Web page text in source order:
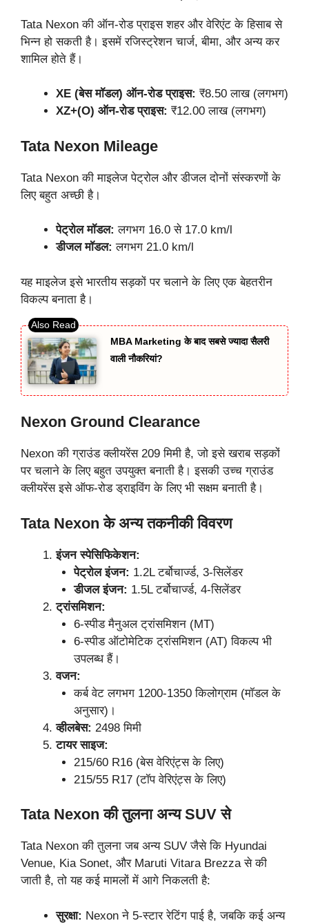
Tata Nexon की ऑन-रोड प्राइस शहर और वेरिएंट के हिसाब से
भिन्न हो सकती है। इसमें रजिस्ट्रेशन चार्ज, बीमा, और अन्य कर
शामिल होते हैं।
XE (बेस मॉडल) ऑन-रोड प्राइस: ₹8.50 लाख (लगभग)
XZ+(O) ऑन-रोड प्राइस: ₹12.00 लाख (लगभग)
Tata Nexon Mileage
Tata Nexon की माइलेज पेट्रोल और डीजल दोनों संस्करणों के
लिए बहुत अच्छी है।
पेट्रोल मॉडल: लगभग 16.0 से 17.0 km/l
डीजल मॉडल: लगभग 21.0 km/l
यह माइलेज इसे भारतीय सड़कों पर चलाने के लिए एक बेहतरीन
विकल्प बनाता है।
MBA Marketing के बाद सबसे ज्यादा सैलरी
वाली नौकरियां?
Nexon Ground Clearance
Nexon की ग्राउंड क्लीयरेंस 209 मिमी है, जो इसे खराब सड़कों
पर चलाने के लिए बहुत उपयुक्त बनाती है। इसकी उच्च ग्राउंड
क्लीयरेंस इसे ऑफ-रोड ड्राइविंग के लिए भी सक्षम बनाती है।
Tata Nexon के अन्य तकनीकी विवरण
इंजन स्पेसिफिकेशन:
पेट्रोल इंजन: 1.2L टर्बोचार्ज्ड, 3-सिलेंडर
डीजल इंजन: 1.5L टर्बोचार्ज्ड, 4-सिलेंडर
ट्रांसमिशन:
6-स्पीड मैनुअल ट्रांसमिशन (MT)
6-स्पीड ऑटोमेटिक ट्रांसमिशन (AT) विकल्प भी
उपलब्ध हैं।
वजन:
कर्ब वेट लगभग 1200-1350 किलोग्राम (मॉडल के
अनुसार)।
व्हीलबेस: 2498 मिमी
टायर साइज:
215/60 R16 (बेस वेरिएंट्स के लिए)
215/55 R17 (टॉप वेरिएंट्स के लिए)
Tata Nexon की तुलना अन्य SUV से
Tata Nexon की तुलना जब अन्य SUV जैसे कि Hyundai
Venue, Kia Sonet, और Maruti Vitara Brezza से की
जाती है, तो यह कई मामलों में आगे निकलती है:
सुरक्षा: Nexon ने 5-स्टार रेटिंग पाई है, जबकि कई अन्य